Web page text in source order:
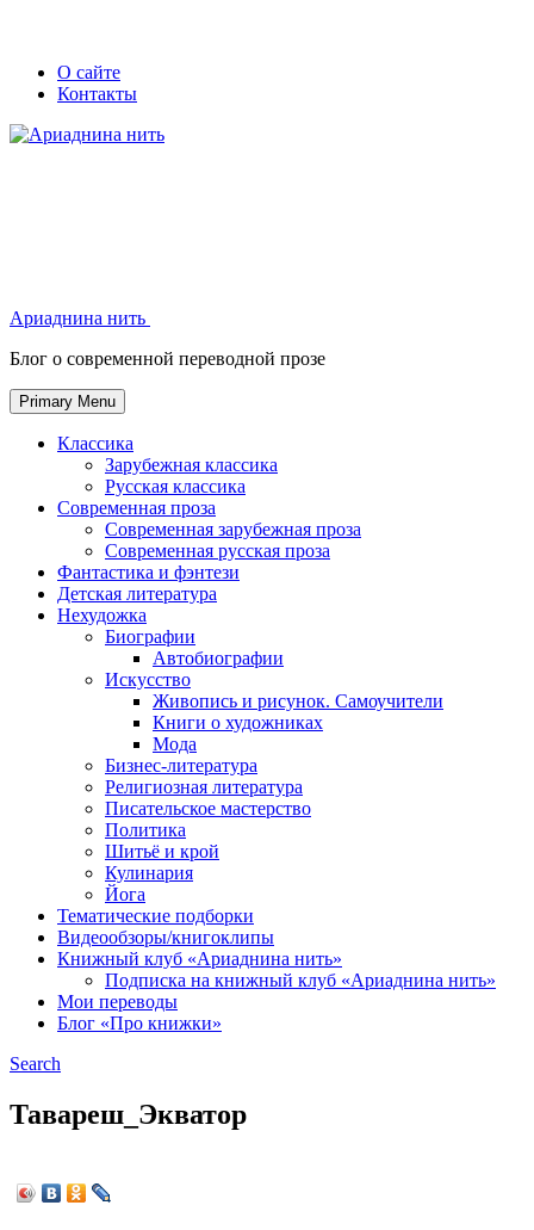
Skip
Secondary
left
navigation
Secondary
right
navigation
О сайте
Контакты
Ариаднина нить
Блог о современной переводной прозе
Primary Menu
Классика
Зарубежная классика
Русская классика
Современная проза
Современная зарубежная проза
Современная русская проза
Фантастика и фэнтези
Детская литература
Нехудожка
Биографии
Автобиографии
Искусство
Живопись и рисунок. Самоучители
Книги о художниках
Мода
Бизнес-литература
Религиозная литература
Писательское мастерство
Политика
Шитьё и крой
Кулинария
Йога
Тематические подборки
Видеообзоры/книгоклипы
Книжный клуб «Ариаднина нить»
Подписка на книжный клуб «Ариаднина нить»
Мои переводы
Блог «Про книжки»
Search
Тавареш_Экватор